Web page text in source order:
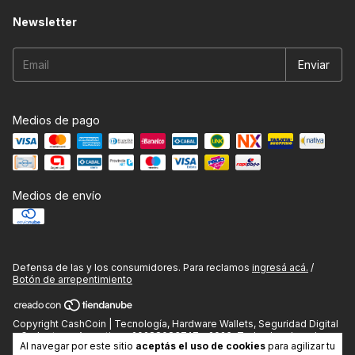
Al navegar por este sitio aceptás el uso de cookies para agilizar tu
Newsletter
Medios de pago
Medios de envío
Defensa de las y los consumidores. Para reclamos ingresá acá. /
Botón de arrepentimiento
Copyright CashCoin | Tecnología, Hardware Wallets, Seguridad Digital
y Gadgets en Argentina - 20288083747 - 2026. Todos los derechos
reservados.